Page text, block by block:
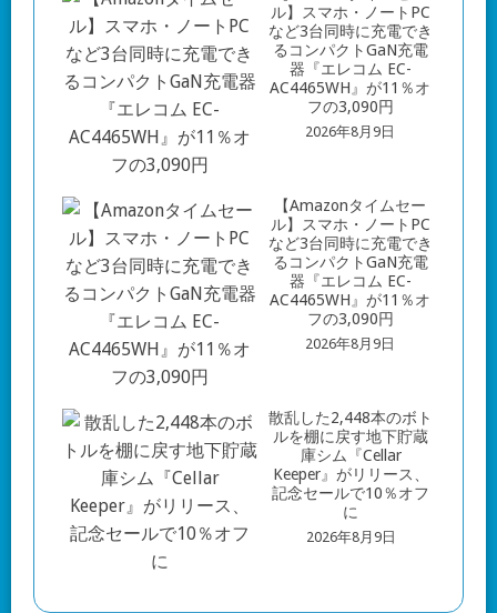
ル】スマホ・ノートPC
など3台同時に充電でき
るコンパクトGaN充電
器『エレコム EC-
AC4465WH』が11％オ
フの3,090円
2026年8月9日
【Amazonタイムセー
ル】スマホ・ノートPC
など3台同時に充電でき
るコンパクトGaN充電
器『エレコム EC-
AC4465WH』が11％オ
フの3,090円
2026年8月9日
散乱した2,448本のボト
ルを棚に戻す地下貯蔵
庫シム『Cellar
Keeper』がリリース、
記念セールで10％オフ
に
2026年8月9日